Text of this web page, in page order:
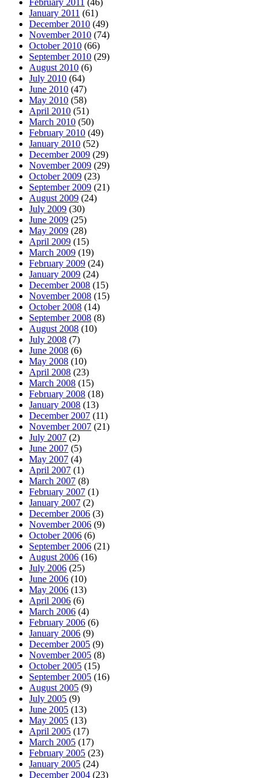
January 2011 (61)
December 2010 (49)
November 2010 (74)
October 2010 (66)
September 2010 (29)
August 2010 (6)
July 2010 (64)
June 2010 (47)
May 2010 (58)
April 2010 (51)
March 2010 (50)
February 2010 (49)
January 2010 (52)
December 2009 (29)
November 2009 (29)
October 2009 (23)
September 2009 (21)
August 2009 (24)
July 2009 (30)
June 2009 (25)
May 2009 (28)
April 2009 (15)
March 2009 (19)
February 2009 (24)
January 2009 (24)
December 2008 (15)
November 2008 (15)
October 2008 (14)
September 2008 (8)
August 2008 (10)
July 2008 (7)
June 2008 (6)
May 2008 (10)
April 2008 (23)
March 2008 (15)
February 2008 (18)
January 2008 (13)
December 2007 (11)
November 2007 (21)
July 2007 (2)
June 2007 (5)
May 2007 (4)
April 2007 (1)
March 2007 (8)
February 2007 (1)
January 2007 (2)
December 2006 (3)
November 2006 (9)
October 2006 (6)
September 2006 (21)
August 2006 (16)
July 2006 (25)
June 2006 (10)
May 2006 (13)
April 2006 (6)
March 2006 (4)
February 2006 (6)
January 2006 (9)
December 2005 (9)
November 2005 (8)
October 2005 (15)
September 2005 (16)
August 2005 (9)
July 2005 (9)
June 2005 (13)
May 2005 (13)
April 2005 (17)
March 2005 (17)
February 2005 (23)
January 2005 (24)
December 2004 (23)